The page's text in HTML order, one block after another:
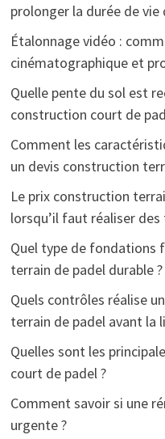
prolonger la durée de vie
Étalonnage vidéo :
cinématographique et
Quelle pente du sol est
construction court de
Comment les
un devis construction
Le prix construction
lorsqu’il faut réaliser
Quel type de fondations
terrain de padel durable ?
Quels contrôles réalise
terrain de padel avant la
Quelles sont les
court de padel ?
Comment savoir si une
urgente ?